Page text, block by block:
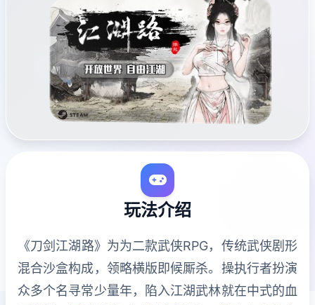
玩法介绍
《刀剑江湖路》为为二款武侠RPG，传统武侠剧形
混合沙盒构成，领略横版即候厮杀。操执行者扮演
众多个名寻常少量年，陷入江湖武林就在中式的血